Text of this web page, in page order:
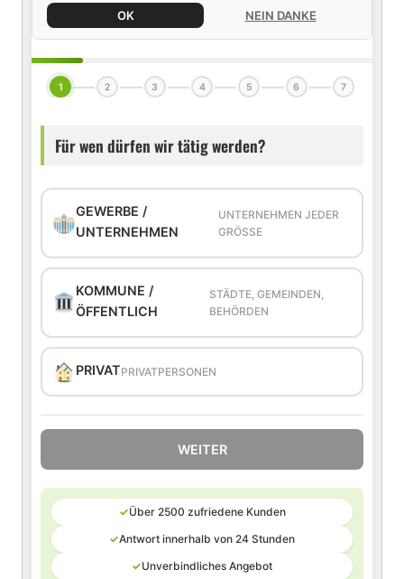
OK NEIN DANKE
1 2 3 4 5 6 7
Für wen dürfen wir tätig werden?
GEWERBE /
UNTERNEHMEN
UNTERNEHMEN JEDER
GRÖSSE
KOMMUNE /
ÖFFENTLICH
STÄDTE, GEMEINDEN,
BEHÖRDEN
PRIVATPRIVATPERSONEN
WEITER
✓Über 2500 zufriedene Kunden
✓Antwort innerhalb von 24 Stunden
✓Unverbindliches Angebot